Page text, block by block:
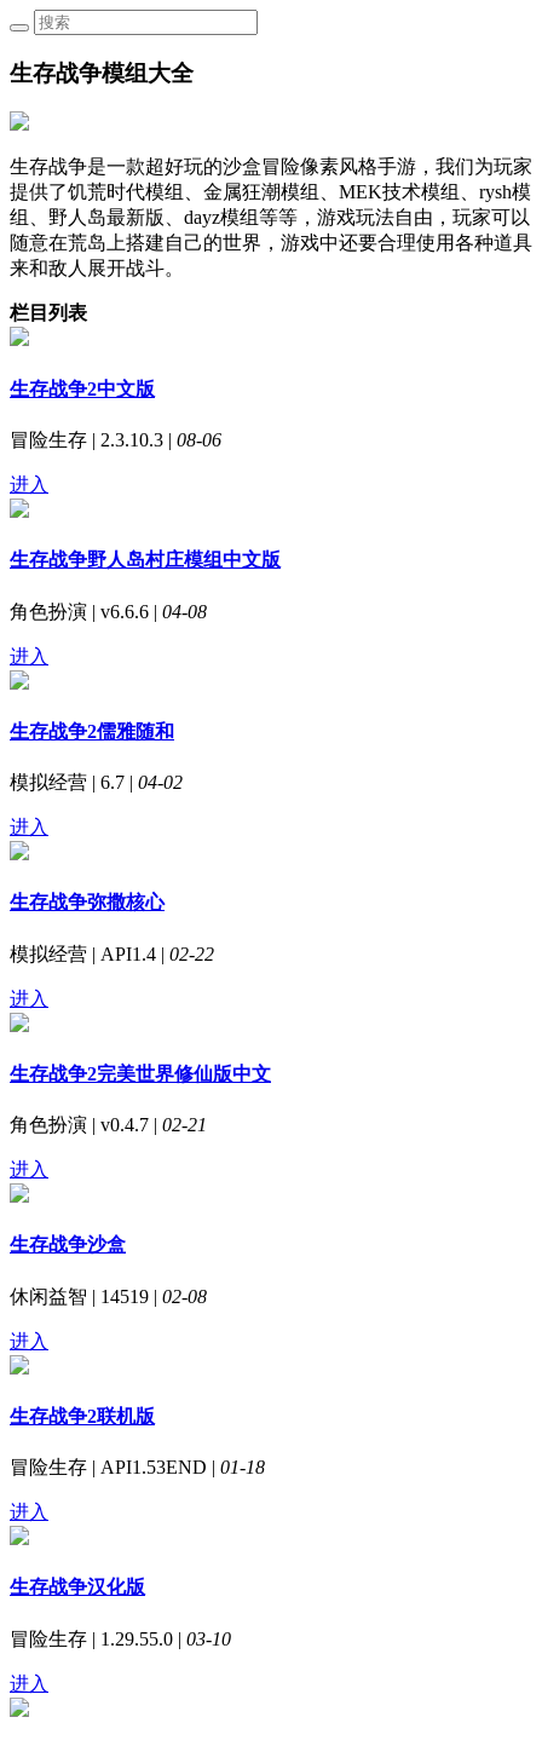
生存战争模组大全
生存战争是一款超好玩的沙盒冒险像素风格手游，我们为玩家
提供了饥荒时代模组、金属狂潮模组、MEK技术模组、rysh模
组、野人岛最新版、dayz模组等等，游戏玩法自由，玩家可以
随意在荒岛上搭建自己的世界，游戏中还要合理使用各种道具
来和敌人展开战斗。
栏目列表
生存战争2中文版
冒险生存 | 2.3.10.3 | 08-06
进入
生存战争野人岛村庄模组中文版
角色扮演 | v6.6.6 | 04-08
进入
生存战争2儒雅随和
模拟经营 | 6.7 | 04-02
进入
生存战争弥撒核心
模拟经营 | API1.4 | 02-22
进入
生存战争2完美世界修仙版中文
角色扮演 | v0.4.7 | 02-21
进入
生存战争沙盒
休闲益智 | 14519 | 02-08
进入
生存战争2联机版
冒险生存 | API1.53END | 01-18
进入
生存战争汉化版
冒险生存 | 1.29.55.0 | 03-10
进入